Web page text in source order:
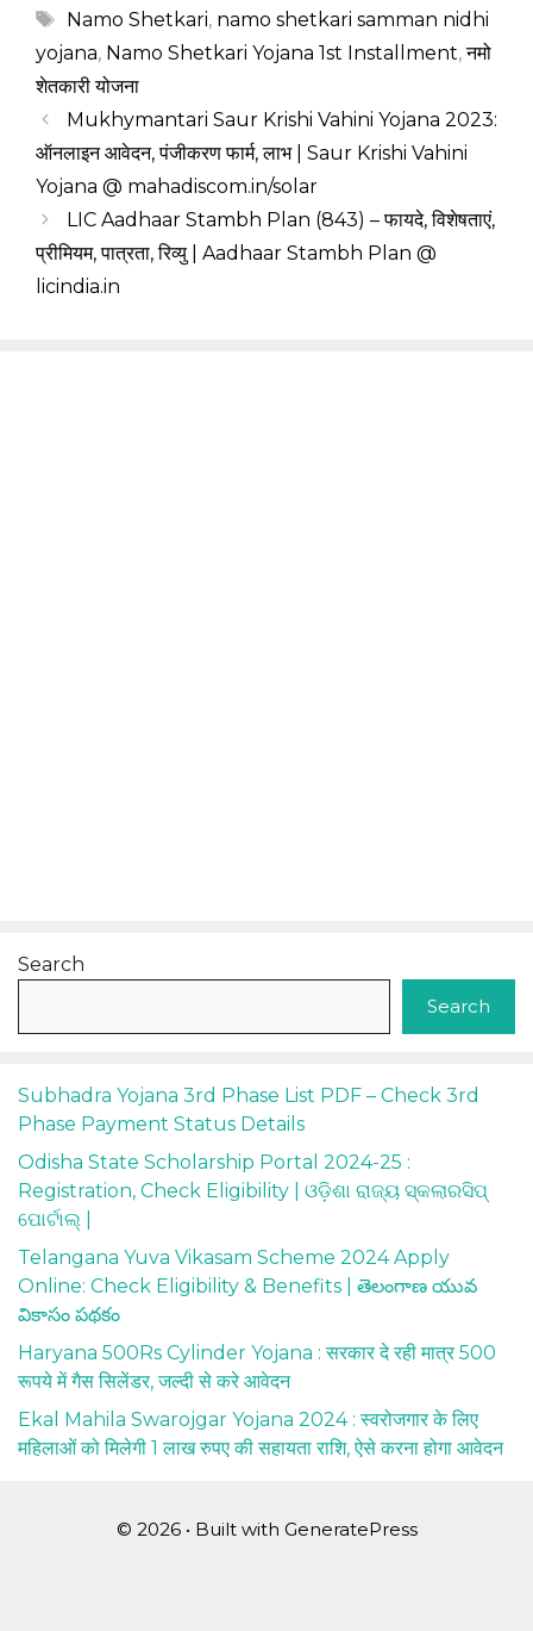
Tags
Namo Shetkari, namo shetkari samman nidhi
yojana, Namo Shetkari Yojana 1st Installment,नमो
शेतकारी योजना
Mukhymantari Saur Krishi Vahini Yojana 2023:
ऑनलाइन आवेदन, पंजीकरण फार्म, लाभ | Saur Krishi Vahini
Yojana @ mahadiscom.in/solar
LIC Aadhaar Stambh Plan (843) – फायदे, विशेषताएं,
प्रीमियम, पात्रता, रिव्यु | Aadhaar Stambh Plan @
licindia.in
Search
Search
Subhadra Yojana 3rd Phase List PDF – Check 3rd
Phase Payment Status Details
Odisha State Scholarship Portal 2024-25 :
Registration, Check Eligibility | ଓଡ଼ିଶା ରାଜ୍ୟ ସ୍କଲାରସିପ୍
ପୋର୍ଟାଲ୍ |
Telangana Yuva Vikasam Scheme 2024 Apply
Online: Check Eligibility & Benefits | తెలంగాణ యువ
వికాసం పథకం
Haryana 500Rs Cylinder Yojana : सरकार दे रही मात्र 500
रूपये में गैस सिलेंडर, जल्दी से करे आवेदन
Ekal Mahila Swarojgar Yojana 2024 : स्वरोजगार के लिए
महिलाओं को मिलेगी 1 लाख रुपए की सहायता राशि, ऐसे करना होगा आवेदन
© 2026 • Built with GeneratePress